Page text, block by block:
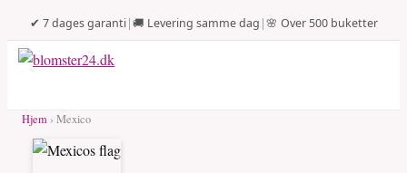
✔ 7 dages garanti|🚚 Levering samme dag |🌸 Over 500 buketter
Hjem › Mexico